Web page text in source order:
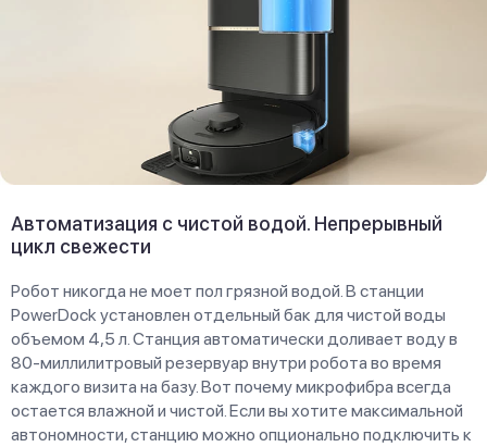
Автоматизация с чистой водой. Непрерывный
цикл свежести
Робот никогда не моет пол грязной водой. В станции
PowerDock установлен отдельный бак для чистой воды
объемом 4,5 л. Станция автоматически доливает воду в
80-миллилитровый резервуар внутри робота во время
каждого визита на базу. Вот почему микрофибра всегда
остается влажной и чистой. Если вы хотите максимальной
автономности, станцию можно опционально подключить к